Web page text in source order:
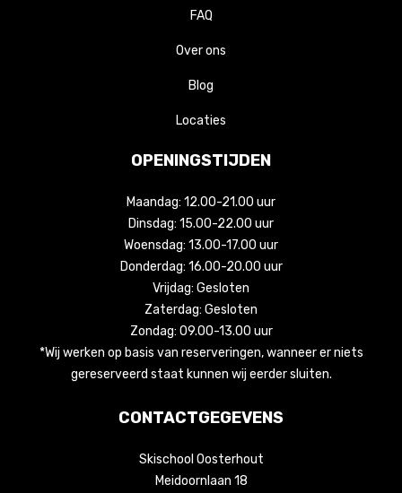
FAQ
Over ons
Blog
Locaties
OPENINGSTIJDEN
Maandag: 12.00-21.00 uur
Dinsdag: 15.00-22.00 uur
Woensdag: 13.00-17.00 uur
Donderdag: 16.00-20.00 uur
Vrijdag: Gesloten
Zaterdag: Gesloten
Zondag: 09.00-13.00 uur
*Wij werken op basis van reserveringen, wanneer er niets
gereserveerd staat kunnen wij eerder sluiten.
CONTACTGEGEVENS
Skischool Oosterhout
Meidoornlaan 18